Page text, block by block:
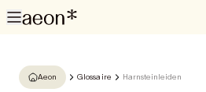
Aeon Glossaire Harnsteinleiden